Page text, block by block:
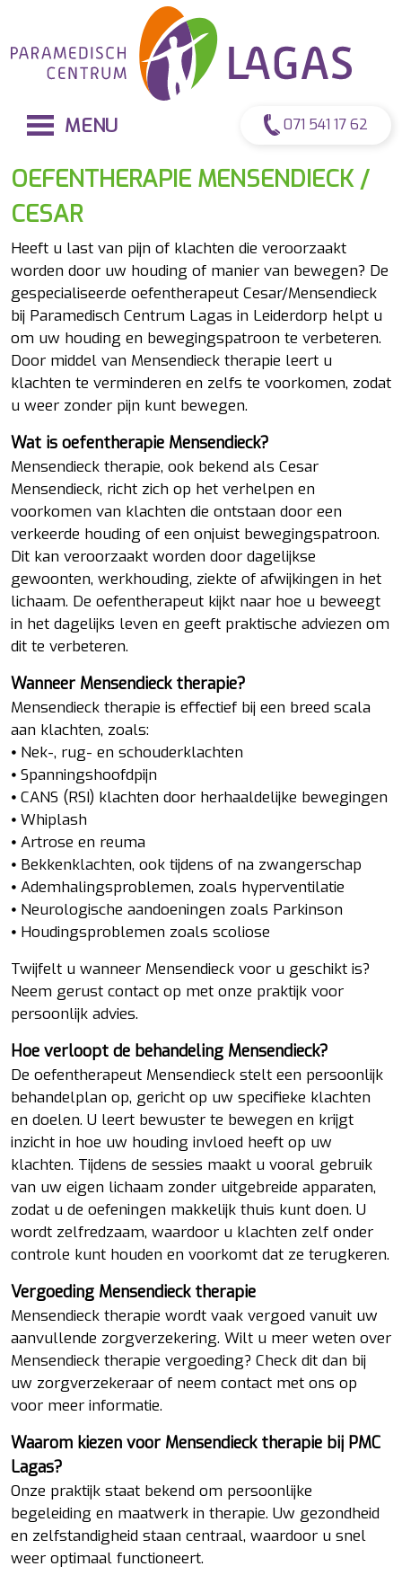
071 541 17 62
MENU
OEFENTHERAPIE MENSENDIECK /
CESAR
Heeft u last van pijn of klachten die veroorzaakt
worden door uw houding of manier van bewegen? De
gespecialiseerde oefentherapeut Cesar/Mensendieck
bij Paramedisch Centrum Lagas in Leiderdorp helpt u
om uw houding en bewegingspatroon te verbeteren.
Door middel van Mensendieck therapie leert u
klachten te verminderen en zelfs te voorkomen, zodat
u weer zonder pijn kunt bewegen.
Wat is oefentherapie Mensendieck?
Mensendieck therapie, ook bekend als Cesar
Mensendieck, richt zich op het verhelpen en
voorkomen van klachten die ontstaan door een
verkeerde houding of een onjuist bewegingspatroon.
Dit kan veroorzaakt worden door dagelijkse
gewoonten, werkhouding, ziekte of afwijkingen in het
lichaam. De oefentherapeut kijkt naar hoe u beweegt
in het dagelijks leven en geeft praktische adviezen om
dit te verbeteren.
Wanneer Mensendieck therapie?
Mensendieck therapie is effectief bij een breed scala
aan klachten, zoals:
⦁ Nek-, rug- en schouderklachten
⦁ Spanningshoofdpijn
⦁ CANS (RSI) klachten door herhaaldelijke bewegingen
⦁ Whiplash
⦁ Artrose en reuma
⦁ Bekkenklachten, ook tijdens of na zwangerschap
⦁ Ademhalingsproblemen, zoals hyperventilatie
⦁ Neurologische aandoeningen zoals Parkinson
⦁ Houdingsproblemen zoals scoliose
Twijfelt u wanneer Mensendieck voor u geschikt is?
Neem gerust contact op met onze praktijk voor
persoonlijk advies.
Hoe verloopt de behandeling Mensendieck?
De oefentherapeut Mensendieck stelt een persoonlijk
behandelplan op, gericht op uw specifieke klachten
en doelen. U leert bewuster te bewegen en krijgt
inzicht in hoe uw houding invloed heeft op uw
klachten. Tijdens de sessies maakt u vooral gebruik
van uw eigen lichaam zonder uitgebreide apparaten,
zodat u de oefeningen makkelijk thuis kunt doen. U
wordt zelfredzaam, waardoor u klachten zelf onder
controle kunt houden en voorkomt dat ze terugkeren.
Vergoeding Mensendieck therapie
Mensendieck therapie wordt vaak vergoed vanuit uw
aanvullende zorgverzekering. Wilt u meer weten over
Mensendieck therapie vergoeding? Check dit dan bij
uw zorgverzekeraar of neem contact met ons op
voor meer informatie.
Waarom kiezen voor Mensendieck therapie bij PMC
Lagas?
Onze praktijk staat bekend om persoonlijke
begeleiding en maatwerk in therapie. Uw gezondheid
en zelfstandigheid staan centraal, waardoor u snel
weer optimaal functioneert.